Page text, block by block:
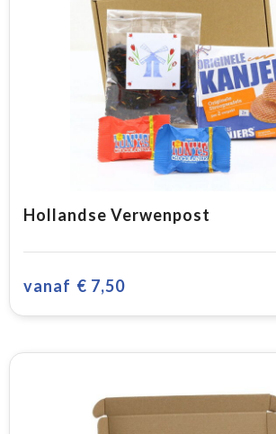
Hollandse Verwenpost
vanaf € 7,50